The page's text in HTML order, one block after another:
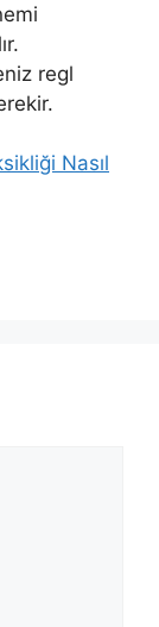
regl
Nasıl